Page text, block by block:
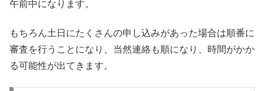
午前中になります。
もちろん土日にたくさんの申し込みがあった場合は順番に
審査を行うことになり、当然連絡も順になり、時間がかか
る可能性が出てきます。